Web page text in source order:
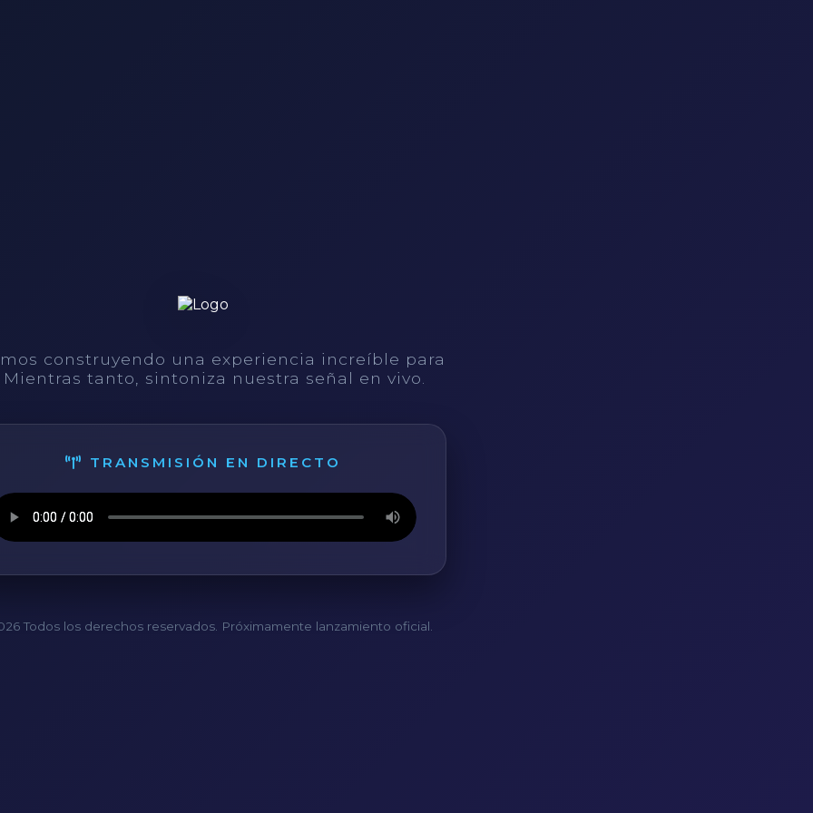
construyendo una experiencia increíble para
tanto, sintoniza nuestra señal en vivo.
TRANSMISIÓN EN DIRECTO
Todos los derechos reservados. Próximamente lanzamiento oficial.